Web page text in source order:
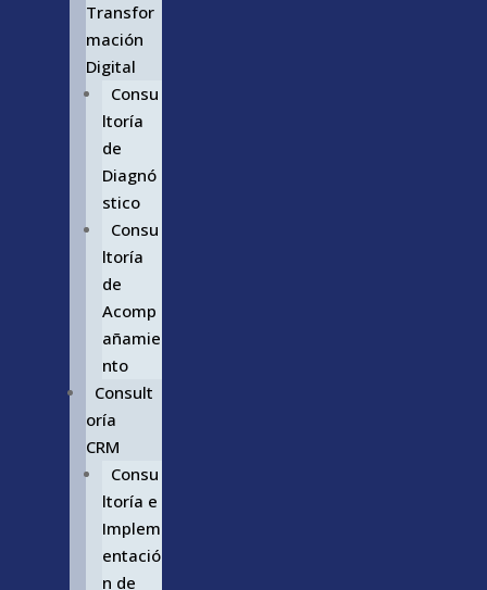
Transfor
mación
Digital
Consu
ltoría
de
Diagnó
stico
Consu
ltoría
de
Acomp
añamie
nto
Consult
oría
CRM
Consu
ltoría e
Implem
entació
n de